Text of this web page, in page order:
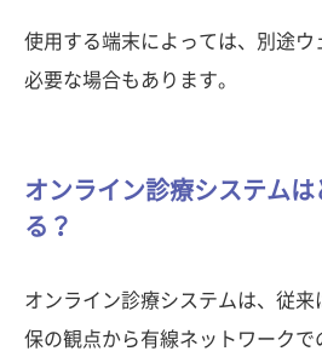
使用する端末によっては、別途
必要な場合もあります。
オンライン診療システム
る？
オンライン診療システムは、従
保の観点から有線ネットワークで